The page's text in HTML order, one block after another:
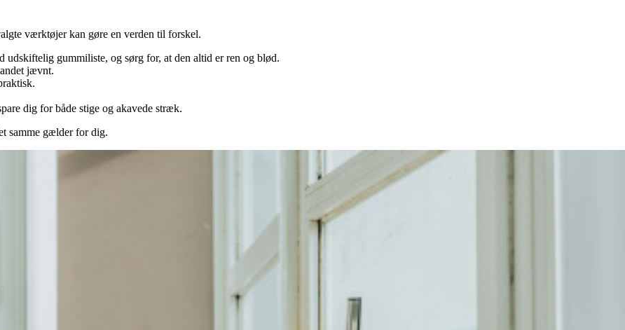
værktøjer kan gøre en verden til forskel.
gummiliste, og sørg for, at den altid er ren og blød.
jævnt.
dig for både stige og akavede stræk.
samme gælder for dig.